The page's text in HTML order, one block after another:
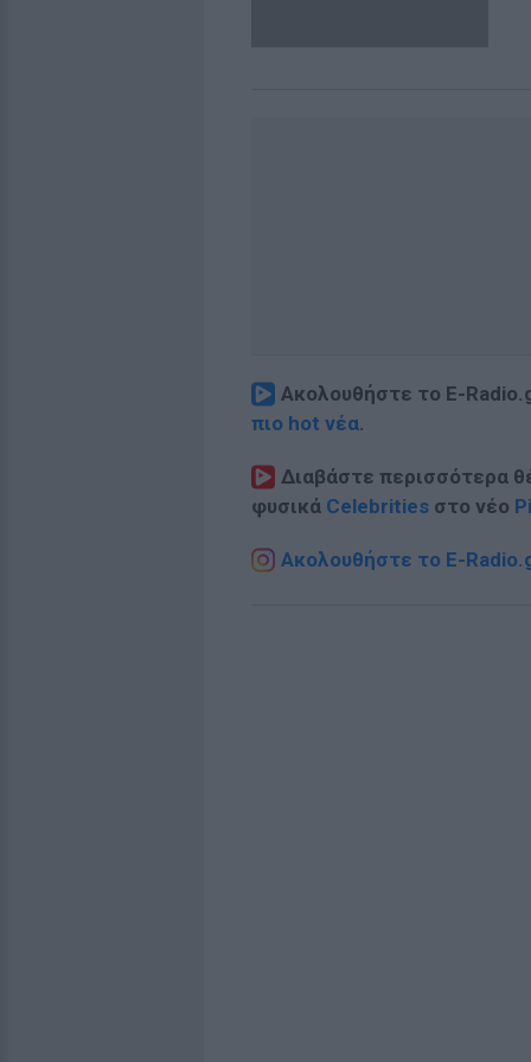
Ακολουθήστε το E-
πιο hot νέα.
Διαβάστε περισσότερα
φυσικά Celebrities στο νέο
Ακολουθήστε το E-